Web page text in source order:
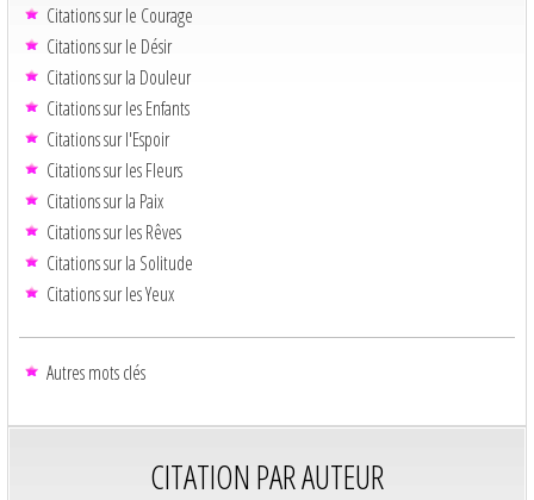
Citations sur le Courage
Citations sur le Désir
Citations sur la Douleur
Citations sur les Enfants
Citations sur l'Espoir
Citations sur les Fleurs
Citations sur la Paix
Citations sur les Rêves
Citations sur la Solitude
Citations sur les Yeux
Autres mots clés
CITATION PAR AUTEUR